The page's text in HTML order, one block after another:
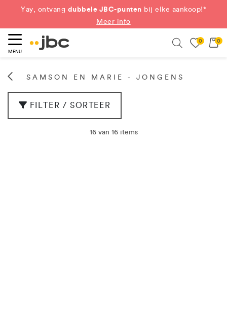
Yay, ontvang dubbele JBC-punten bij elke aankoop!*
Meer info
MENU
0 0
SAMSON EN MARIE - JONGENS
FILTER / SORTEER
16 van 16 items